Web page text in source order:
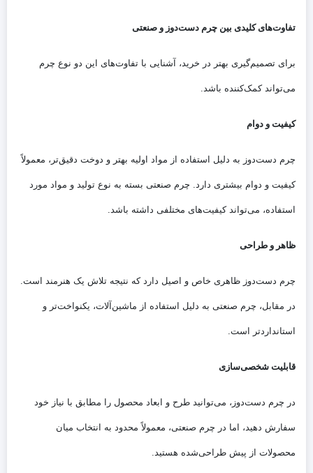
تفاوت‌های کلیدی بین چرم دست‌دوز و صنعتی
برای تصمیم‌گیری بهتر در خرید، آشنایی با تفاوت‌های این دو نوع چرم
می‌تواند کمک‌کننده باشد.
کیفیت و دوام
چرم دست‌دوز به دلیل استفاده از مواد اولیه بهتر و دوخت دقیق‌تر، معمولاً
کیفیت و دوام بیشتری دارد. چرم صنعتی بسته به نوع تولید و مواد مورد
استفاده، می‌تواند کیفیت‌های مختلفی داشته باشد.
ظاهر و طراحی
چرم دست‌دوز ظاهری خاص و اصیل دارد که نتیجه تلاش یک هنرمند است.
در مقابل، چرم صنعتی به دلیل استفاده از ماشین‌آلات، یکنواخت‌تر و
استانداردتر است.
قابلیت شخصی‌سازی
در چرم دست‌دوز، می‌توانید طرح و ابعاد محصول را مطابق با نیاز خود
سفارش دهید، اما در چرم صنعتی، معمولاً محدود به انتخاب میان
محصولات از پیش طراحی‌شده هستید.